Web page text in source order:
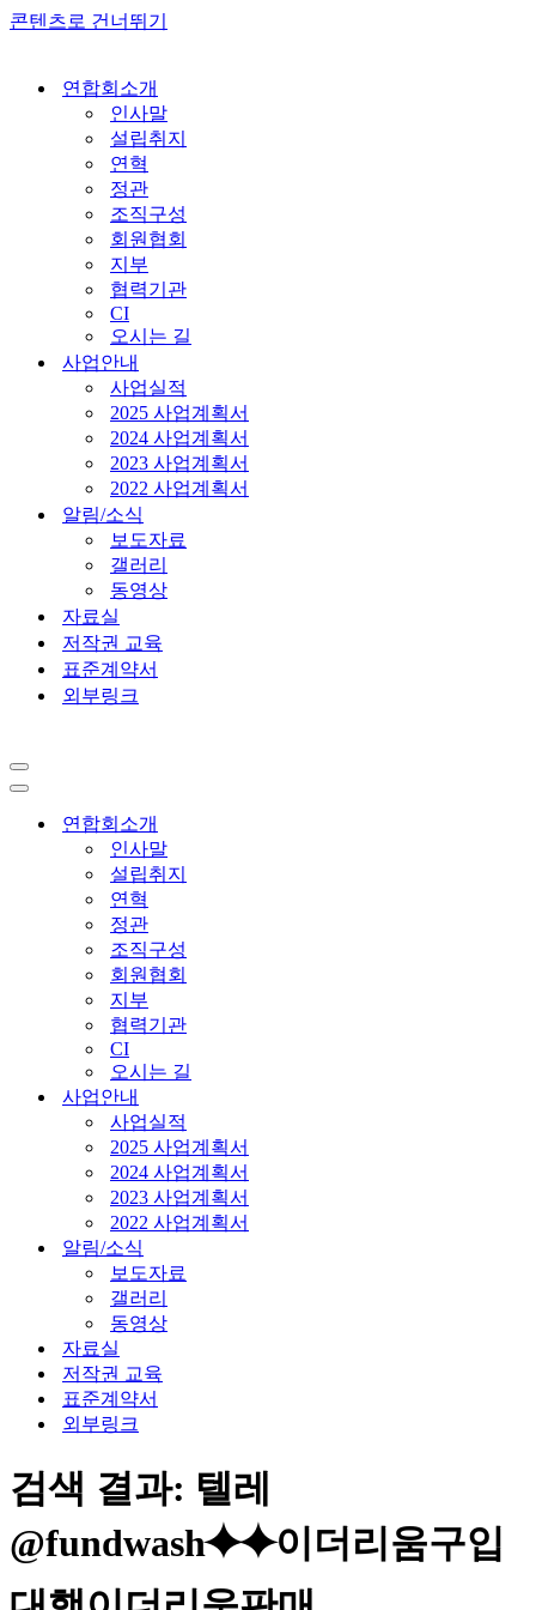
콘텐츠로 건너뛰기
연합회소개
인사말
설립취지
연혁
정관
조직구성
회원협회
지부
협력기관
CI
오시는 길
사업안내
사업실적
2025 사업계획서
2024 사업계획서
2023 사업계획서
2022 사업계획서
알림/소식
보도자료
갤러리
동영상
자료실
저작권 교육
표준계약서
외부링크
내
비
내
연합회소개
인사말
설립취지
연혁
정관
조직구성
회원협회
지부
협력기관
CI
오시는 길
사업안내
사업실적
2025 사업계획서
2024 사업계획서
2023 사업계획서
2022 사업계획서
알림/소식
보도자료
갤러리
동영상
자료실
저작권 교육
표준계약서
외부링크
검색 결과: 텔레
@fundwash⯌⯌이더리움구입